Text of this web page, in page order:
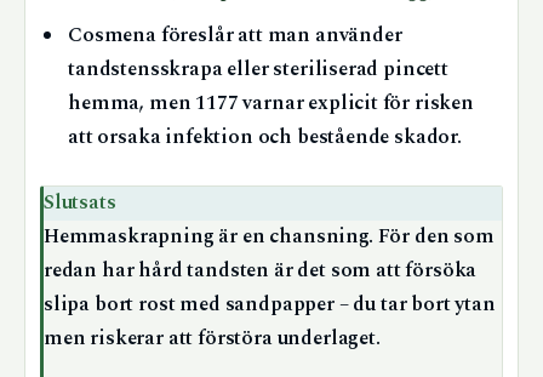
Cosmena föreslår att man använder
tandstensskrapa eller steriliserad pincett
hemma, men 1177 varnar explicit för risken
att orsaka infektion och bestående skador.
Slutsats
Hemmaskrapning är en chansning. För den som
redan har hård tandsten är det som att försöka
slipa bort rost med sandpapper – du tar bort ytan
men riskerar att förstöra underlaget.